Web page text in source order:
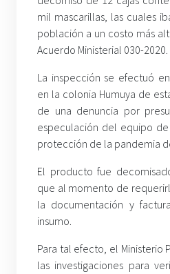
mil mascarillas, las cuales
población a un costo más
Acuerdo Ministerial 030-2020.
La inspección se efectuó
en la colonia Humuya de
de una denuncia por
especulación del equipo
protección de la pandemia
El producto fue
que al momento de
la documentación y
insumo.
Para tal efecto, el Ministerio
las investigaciones para